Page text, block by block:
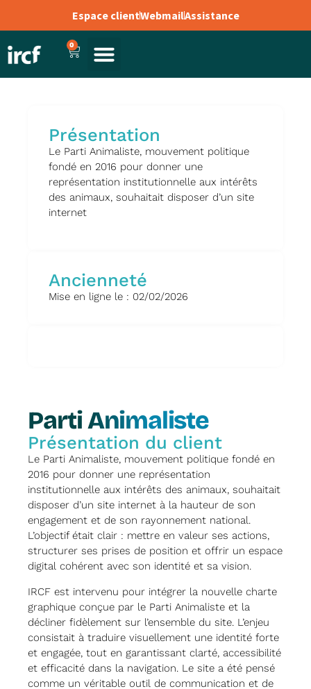
Espace clientWebmailAssistance
0
Présentation
Le Parti Animaliste, mouvement politique
fondé en 2016 pour donner une
représentation institutionnelle aux intérêts
des animaux, souhaitait disposer d’un site
internet
Ancienneté
Mise en ligne le : 02/02/2026
Parti Animaliste
Présentation du client
Le Parti Animaliste, mouvement politique fondé en
2016 pour donner une représentation
institutionnelle aux intérêts des animaux, souhaitait
disposer d’un site internet à la hauteur de son
engagement et de son rayonnement national.
L’objectif était clair : mettre en valeur ses actions,
structurer ses prises de position et offrir un espace
digital cohérent avec son identité et sa vision.
IRCF est intervenu pour intégrer la nouvelle charte
graphique conçue par le Parti Animaliste et la
décliner fidèlement sur l’ensemble du site. L’enjeu
consistait à traduire visuellement une identité forte
et engagée, tout en garantissant clarté, accessibilité
et efficacité dans la navigation. Le site a été pensé
comme un véritable outil de communication et de